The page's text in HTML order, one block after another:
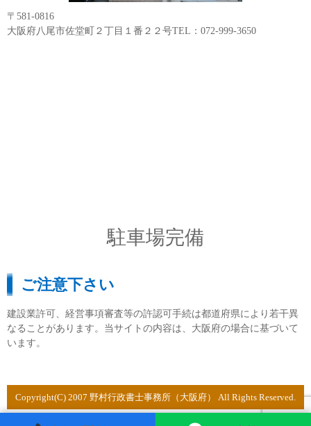
〒581-0816
大阪府八尾市佐堂町２丁目１番２２号TEL：072-999-3650
駐車場完備
ご注意下さい
建設業許可、経営事項審査等の許認可手続は都道府県により若干異
なることがあります。当サイトの内容は、大阪府の場合に基づいて
います。
Copyright(C) 2007 野村行政書士事務所（大阪府） All Rights Reserved.